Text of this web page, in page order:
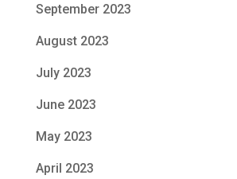
September 2023
August 2023
July 2023
June 2023
May 2023
April 2023